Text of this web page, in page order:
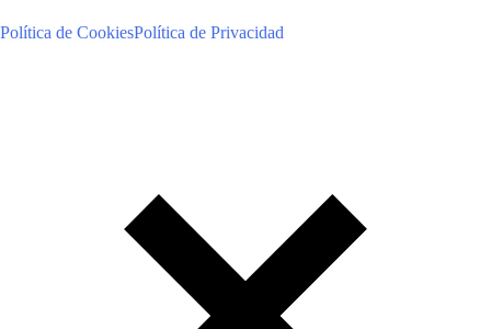
Política de CookiesPolítica de Privacidad